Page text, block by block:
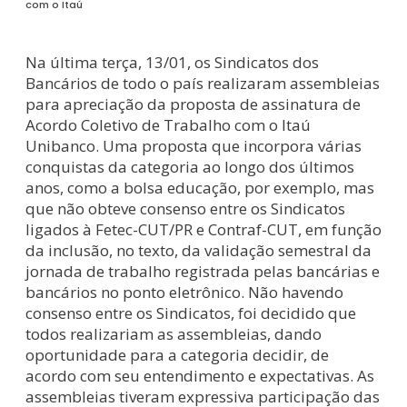
com o Itaú
Na última terça, 13/01, os Sindicatos dos
Bancários de todo o país realizaram assembleias
para apreciação da proposta de assinatura de
Acordo Coletivo de Trabalho com o Itaú
Unibanco. Uma proposta que incorpora várias
conquistas da categoria ao longo dos últimos
anos, como a bolsa educação, por exemplo, mas
que não obteve consenso entre os Sindicatos
ligados à Fetec-CUT/PR e Contraf-CUT, em função
da inclusão, no texto, da validação semestral da
jornada de trabalho registrada pelas bancárias e
bancários no ponto eletrônico. Não havendo
consenso entre os Sindicatos, foi decidido que
todos realizariam as assembleias, dando
oportunidade para a categoria decidir, de
acordo com seu entendimento e expectativas. As
assembleias tiveram expressiva participação das